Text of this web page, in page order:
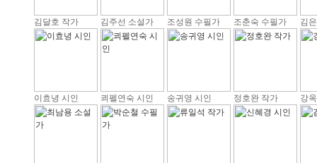
김달호 작가 김주선 소설가 조성원 수필가 조춘숙 수필가 김
이효녕 시인 쾨펠연숙 시인 송귀영 시인 정호완 작가 강